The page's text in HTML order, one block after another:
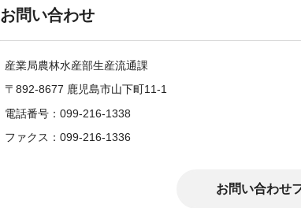
お問い合わせ
産業局農林水産部生産流通課
〒892-8677 鹿児島市山下町11-1
電話番号：099-216-1338
ファクス：099-216-1336